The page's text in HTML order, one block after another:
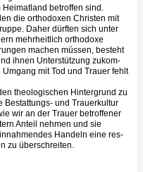
betroffen sind.
die orthodoxen Christen mit
Daher dürften sich unter
mehrheitlich orthodoxe
machen müssen, besteht
ihnen Unterstützung zukom-
mit Tod und Trauer fehlt
theologischen Hintergrund zu
Bestattungs- und Trauerkultur
wir an der Trauer betroffener
Anteil nehmen und sie
Handeln eine res-
zu überschreiten.